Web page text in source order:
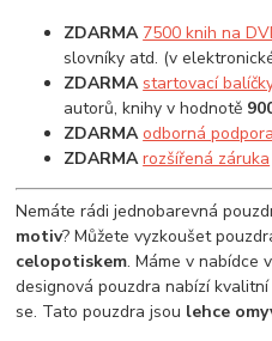
ZDARMA 7500 knih na
slovníky atd. (v
ZDARMA startovací
autorů, knihy v hodnotě
ZDARMA odborná podpora
ZDARMA rozšířená záruka
Nemáte rádi jednobarevná
motiv? Můžete vyzkoušet
celopotiskem. Máme v nabídce
designová pouzdra nabízí
se. Tato pouzdra jsou lehce